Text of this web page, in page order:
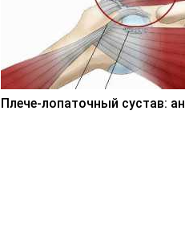
Плече-лопаточный сустав: